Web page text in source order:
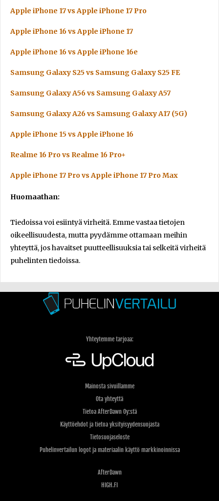
Apple iPhone 17 vs Apple iPhone 17 Pro
Apple iPhone 16 vs Apple iPhone 17
Apple iPhone 16 vs Apple iPhone 16e
Samsung Galaxy S25 vs Samsung Galaxy S25 FE
Samsung Galaxy A56 vs Samsung Galaxy A57
Samsung Galaxy A26 vs Samsung Galaxy A17 (5G)
Apple iPhone 15 vs Apple iPhone 16
Realme 16 Pro vs Realme 16 Pro+
Apple iPhone 17 Pro vs Apple iPhone 17 Pro Max
Huomaathan:
Tiedoissa voi esiintyä virheitä. Emme vastaa tietojen
oikeellisuudesta, mutta pyydämme ottamaan meihin
yhteyttä, jos havaitset puutteellisuuksia tai selkeitä virheitä
puhelinten tiedoissa.
Yhteytemme tarjoaa:
Mainosta sivuillamme
Ota yhteyttä
Tietoa AfterDawn Oy:stä
Käyttöehdot ja tietoa yksityisyydensuojasta
Tietosuojaseloste
Puhelinvertailun logot ja materiaalin käyttö markkinoinnissa
AfterDawn
HIGH.FI